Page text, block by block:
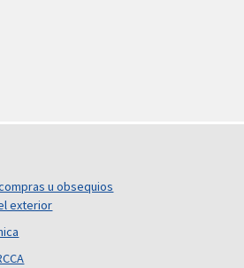
u obsequios
exterior